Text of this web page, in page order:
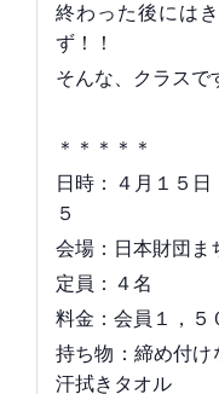
終わった後には
ず！！
そんな、クラスで
＊＊＊＊＊
日時：４月１５
５
会場：日本財団ま
定員：４名
料金：会員１，
持ち物：締め付け
汗拭きタオル